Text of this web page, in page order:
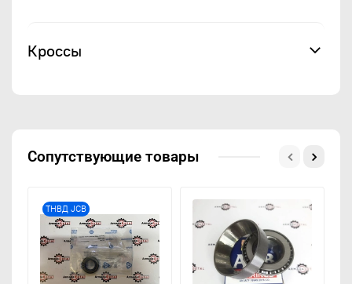
Кроссы
Сопутствующие товары
ТНВД JCB